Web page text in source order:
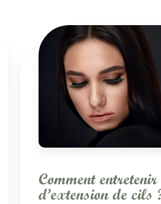
Comment
d’extension de cils